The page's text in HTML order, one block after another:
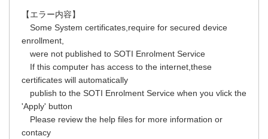
【エラー内容】
Some System certificates,require for secured device
enrollment,
were not published to SOTI Enrolment Service
If this computer has access to the internet,these
certificates will automatically
publish to the SOTI Enrolment Service when you vlick the
'Apply' button
Please review the help files for more information or
contacy